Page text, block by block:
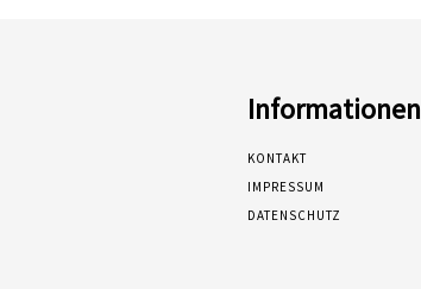
Informationen
KONTAKT
IMPRESSUM
DATENSCHUTZ